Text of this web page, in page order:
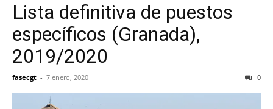
Lista definitiva de puestos
específicos (Granada),
2019/2020
fasecgt - 7 enero, 2020 0